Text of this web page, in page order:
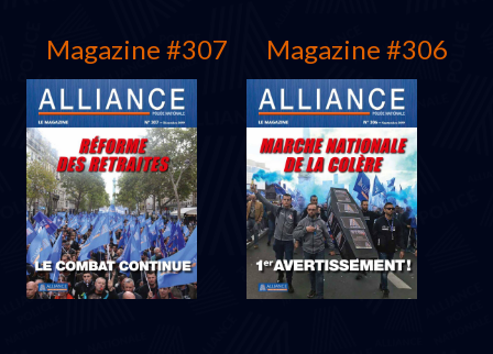
Décembre 2020 Juin 2020
Magazine #307 Magazine #306